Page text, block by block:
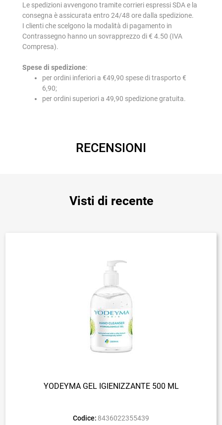
Le spedizioni avvengono tramite corrieri espressi SDA e la
consegna è assicurata entro 24/48 ore dalla spedizione.
I clienti che scelgono la modalità di pagamento in
Contrassegno hanno un sovrapprezzo di € 4.50 (IVA
Compresa).
Spese di spedizione:
per ordini inferiori a €49,90 spese di trasporto €
6,90;
per ordini superiori a 49,90 spedizione gratuita.
RECENSIONI
Visti di recente
YODEYMA GEL IGIENIZZANTE 500 ML
Codice: 8436022355439